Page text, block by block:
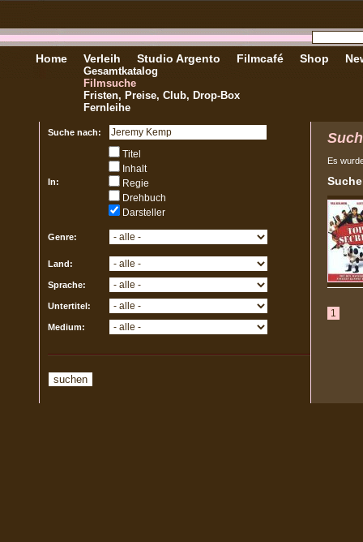
Home Verleih
Gesamtkatalog
Filmsuche
Fristen, Preise, Club, Drop-Box
Fernleihe
Studio Argento Filmcafé Shop
Suche nach:
In:
Titel
Inhalt
Regie
Drehbuch
Darsteller
Genre:
Land:
Sprache:
Untertitel:
Medium:
Es
1